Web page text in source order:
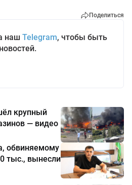
Поделиться
наш Telegram, чтобы быть
крупный
— видео
обвиняемому
тыс., вынесли